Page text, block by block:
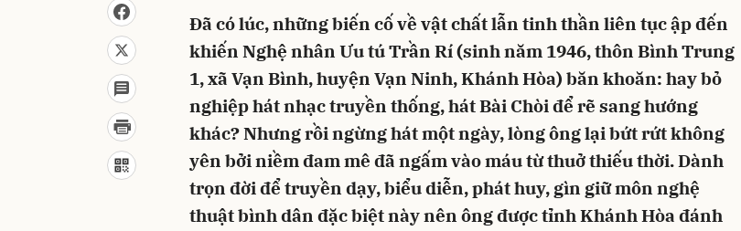
Đã có lúc, những biến cố về vật chất lẫn tinh thần liên tục ập đến
khiến Nghệ nhân Ưu tú Trần Rí (sinh năm 1946, thôn Bình Trung
1, xã Vạn Bình, huyện Vạn Ninh, Khánh Hòa) băn khoăn: hay bỏ
nghiệp hát nhạc truyền thống, hát Bài Chòi để rẽ sang hướng
khác? Nhưng rồi ngừng hát một ngày, lòng ông lại bứt rứt không
yên bởi niềm đam mê đã ngấm vào máu từ thuở thiếu thời. Dành
trọn đời để truyền dạy, biểu diễn, phát huy, gìn giữ môn nghệ
thuật bình dân đặc biệt này nên ông được tỉnh Khánh Hòa đánh
Hủy